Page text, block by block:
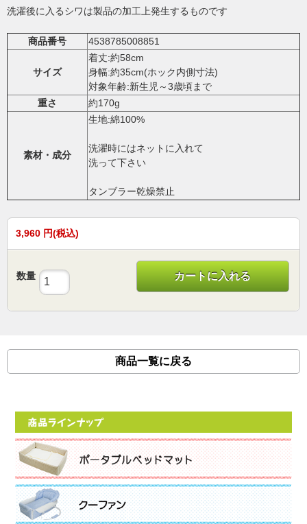
洗濯後に入るシワは製品の加工上発生するものです
商品番号 4538785008851
サイズ
着丈:約58cm
身幅:約35cm(ホック内側寸法)
対象年齢:新生児～3歳頃まで
重さ
約170g
素材・成分
生地:綿100%
洗濯時にはネットに入れて
洗って下さい
タンブラー乾燥禁止
3,960 円(税込)
数量 カートに入れる
商品一覧に戻る